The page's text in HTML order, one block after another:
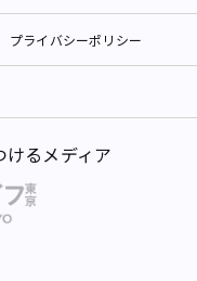
プライバシーポリシー
るメディア